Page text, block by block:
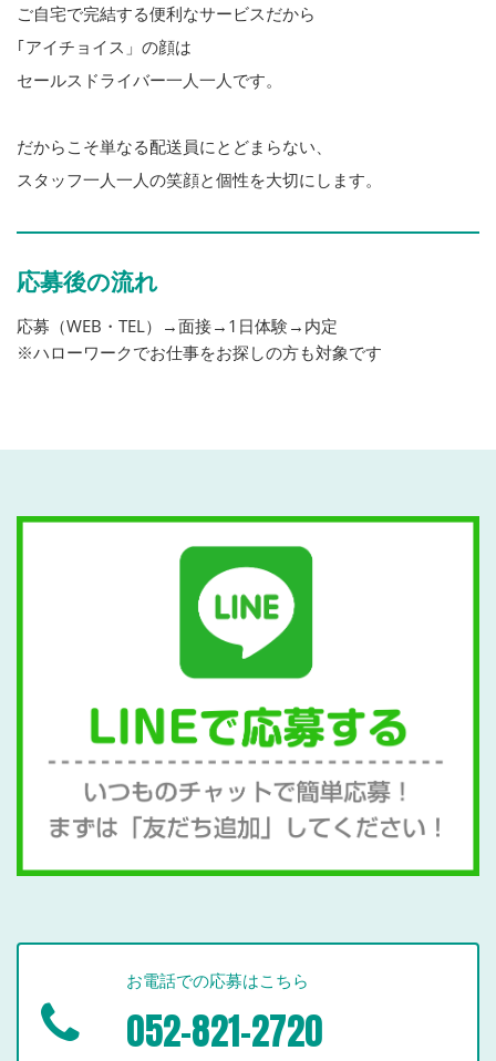
ご自宅で完結する便利なサービスだから
｢アイチョイス」の顔は
セールスドライバー一人一人です。
だからこそ単なる配送員にとどまらない、
スタッフ一人一人の笑顔と個性を大切にします。
応募後の流れ
応募（WEB・TEL）→面接→1日体験→内定
※ハローワークでお仕事をお探しの方も対象です
お電話での応募はこちら
052-821-2720